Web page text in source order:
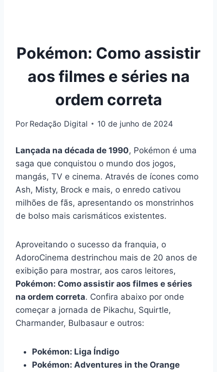
Pokémon: Como assistir
aos filmes e séries na
ordem correta
Por Redação Digital 10 de junho de 2024
Lançada na década de 1990, Pokémon é uma
saga que conquistou o mundo dos jogos,
mangás, TV e cinema. Através de ícones como
Ash, Misty, Brock e mais, o enredo cativou
milhões de fãs, apresentando os monstrinhos
de bolso mais carismáticos existentes.
Aproveitando o sucesso da franquia, o
AdoroCinema destrinchou mais de 20 anos de
exibição para mostrar, aos caros leitores,
Pokémon: Como assistir aos filmes e séries
na ordem correta. Confira abaixo por onde
começar a jornada de Pikachu, Squirtle,
Charmander, Bulbasaur e outros:
Pokémon: Liga Índigo
Pokémon: Adventures in the Orange